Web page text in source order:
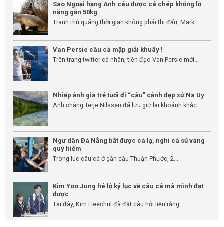
Sao Ngoại hạng Anh câu được cá chép khổng lồ
nặng gần 50kg
Tranh thủ quãng thời gian không phải thi đấu, Mark...
Van Persie câu cá mập giải khuây !
Trên trang twitter cá nhân, tiền đạo Van Persie mới...
Nhiếp ảnh gia trẻ tuổi đi “câu” cảnh đẹp xứ Na Uy
Anh chàng Terje Nilssen đã lưu giữ lại khoảnh khắc...
Ngư dân Đà Nẵng bắt được cá lạ, nghi cá sủ vàng
quý hiếm
Trong lúc câu cá ở gần cầu Thuận Phước, 2...
Kim Yoo Jung hé lộ kỷ lục về câu cá mà mình đạt
được
Tại đây, Kim Heechul đã đặt câu hỏi liệu rằng...